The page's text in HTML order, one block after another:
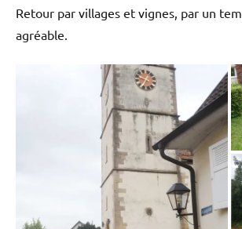
Retour par villages et vignes, par un
agréable.